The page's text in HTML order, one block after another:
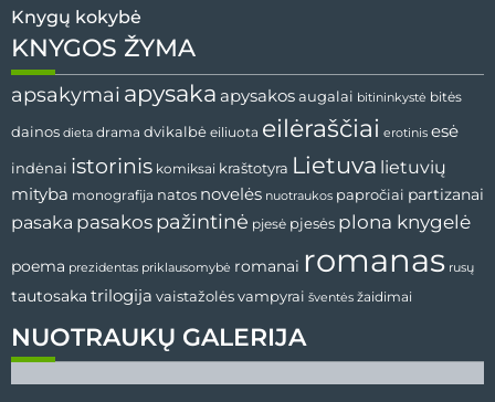
Knygų kokybė
NUOTRAUKŲ GALERIJA
KNYGOS ŽYMA
apsakymai apysaka apysakos augalai bitininkystė bitės
dainos dieta drama dvikalbė eiliuota eilėraščiai erotinis esė
indėnai istorinis komiksai kraštotyra Lietuva lietuvių
mityba monografija natos novelės nuotraukos papročiai partizanai
pasaka pasakos pažintinė pjesė pjesės plona knygelė
poema prezidentas priklausomybė romanai romanas rusų
tautosaka trilogija vaistažolėsvampyrai šventės žaidimai